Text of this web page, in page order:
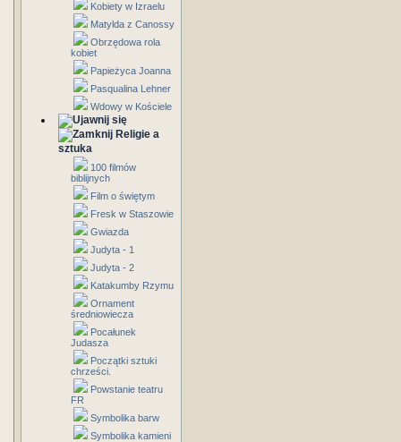
Kobiety w Izraelu
Matylda z Canossy
Obrzędowa rola
kobiet
Papieżyca Joanna
Pasqualina Lehner
Wdowy w Kościele
Religie a
sztuka
100 filmów
biblijnych
Film o świętym
Fresk w Staszowie
Gwiazda
Judyta - 1
Judyta - 2
Katakumby Rzymu
Ornament
średniowiecza
Pocałunek
Judasza
Początki sztuki
chrześci.
Powstanie teatru
FR
Symbolika barw
Symbolika kamieni